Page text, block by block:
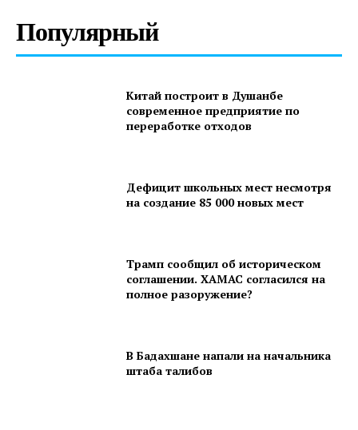
Популярный
Китай построит в Душанбе
современное предприятие по
переработке отходов
Дефицит школьных мест несмотря
на создание 85 000 новых мест
Трамп сообщил об историческом
соглашении. ХАМАС согласился на
полное разоружение?
В Бадахшане напали на начальника
штаба талибов